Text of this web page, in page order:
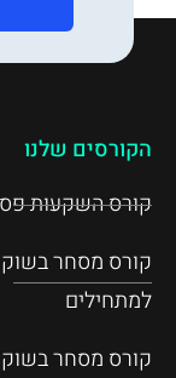
הקורסים שלנו
קורס השקעות
קורס מסחר בשוק
למתחילים
קורס מסחר בשוק